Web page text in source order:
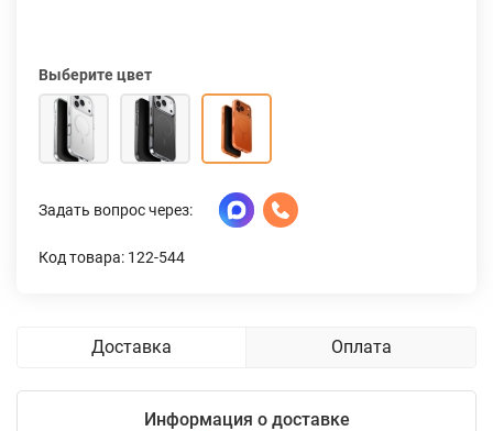
Выберите цвет
Задать вопрос через:
Код товара: 122-544
Доставка Оплата
Информация о доставке